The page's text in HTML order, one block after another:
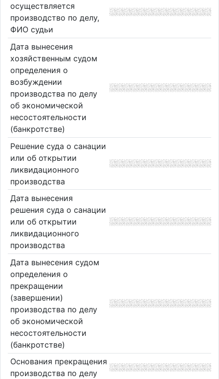
осуществляется
производство по делу,
ФИО судьи
Дата вынесения
хозяйственным судом
определения о
возбуждении
производства по делу
об экономической
несостоятельности
(банкротстве)
Решение суда о санации
или об открытии
ликвидационного
производства
Дата вынесения
решения суда о санации
или об открытии
ликвидационного
производства
Дата вынесения судом
определения о
прекращении
(завершении)
производства по делу
об экономической
несостоятельности
(банкротстве)
Основания прекращения
производства по делу